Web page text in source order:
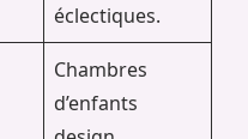
éclectiques.
Chambres
d’enfants